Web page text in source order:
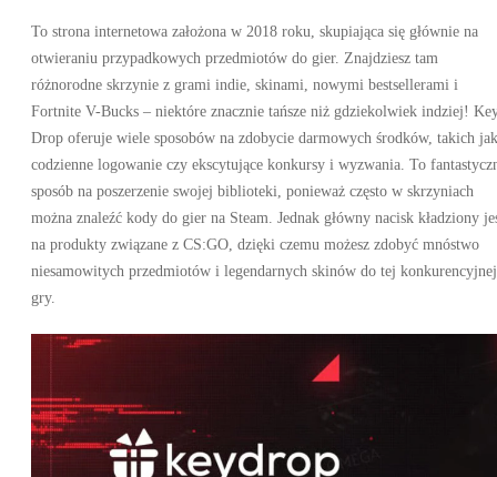
To strona internetowa założona w 2018 roku, skupiająca się głównie na
otwieraniu przypadkowych przedmiotów do gier. Znajdziesz tam
różnorodne skrzynie z grami indie, skinami, nowymi bestsellerami i
Fortnite V-Bucks – niektóre znacznie tańsze niż gdziekolwiek indziej!
Drop oferuje wiele sposobów na zdobycie darmowych środków, takich jak
codzienne logowanie czy ekscytujące konkursy i wyzwania. To
sposób na poszerzenie swojej biblioteki, ponieważ często w skrzyniach
można znaleźć kody do gier na Steam. Jednak główny nacisk kładziony
na produkty związane z CS:GO, dzięki czemu możesz zdobyć mnóstwo
niesamowitych przedmiotów i legendarnych skinów do tej konkurencyjnej
gry.